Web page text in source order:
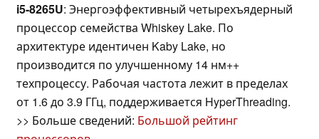
i5-8265U: Энергоэффективный четырехъядерный
процессор семейства Whiskey Lake. По
архитектуре идентичен Kaby Lake, но
производится по улучшенному 14 нм++
техпроцессу. Рабочая частота лежит в пределах
от 1.6 до 3.9 ГГц, поддерживается HyperThreading.
>> Больше сведений: Большой рейтинг